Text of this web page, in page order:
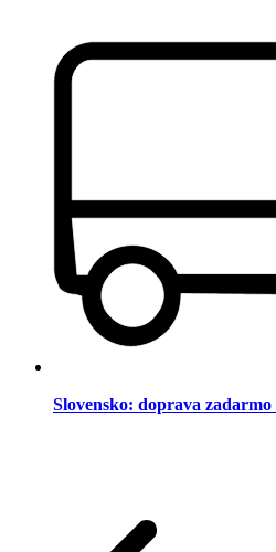
Slovensko: doprava zadarmo